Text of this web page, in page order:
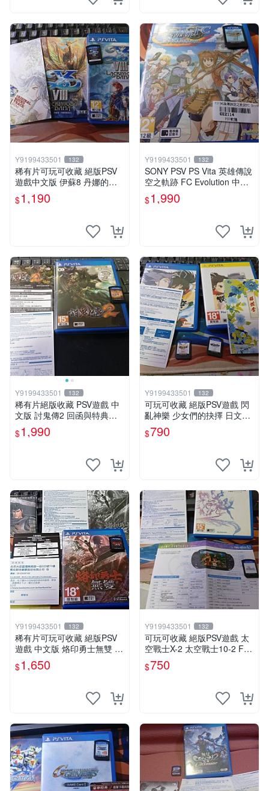
Y9199433501 132
稀有片可玩可收藏 絕版PSV
遊戲中文版 伊蘇8 丹娜的殞
涕日 中文版 psv
$1,190
Y9199433501 132
SONY PSV PS Vita 英雄傳說
空之軌跡 FC Evolution 中文
版
$1,990
Y9199433501 132
稀有片絕版收藏 PSV遊戲 中
文版 討鬼傳2 回函與特典卡
齊全
$1,990
Y9199433501 132
可玩可收藏 絕版PSV遊戲 閃
亂神樂 少女們的抉擇 日文版
790 中文版890
$790
Y9199433501 132
稀有片可玩可收藏 絕版PSV
遊戲 中文版 烙印勇士無雙 周
邊特典齊全中文版
$1,650
Y9199433501 132
可玩可收藏 絕版PSV遊戲 太
空戰士X-2 太空戰士10-2 FF
X FF10-2 中文版
$750